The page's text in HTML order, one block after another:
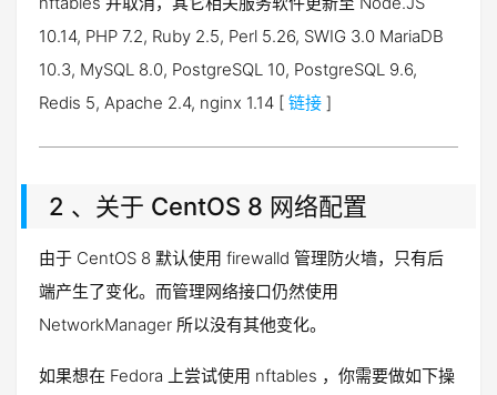
10.14, PHP 7.2, Ruby 2.5, Perl 5.26, SWIG 3.0 MariaDB
10.3, MySQL 8.0, PostgreSQL 10, PostgreSQL 9.6,
Redis 5, Apache 2.4, nginx 1.14 [ 链接 ]
2 、关于 CentOS 8 网络配置
由于 CentOS 8 默认使用 firewalld 管理防火墙，只有后
端产生了变化。而管理网络接口仍然使用
NetworkManager 所以没有其他变化。
如果想在 Fedora 上尝试使用 nftables ，你需要做如下操